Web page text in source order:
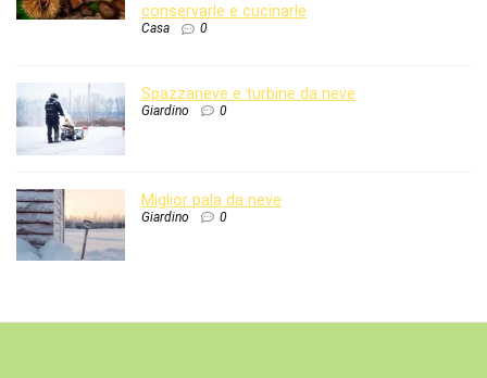
conservarle e cucinarle
Casa 0
Spazzaneve e turbine da neve
Giardino 0
Miglior pala da neve
Giardino 0